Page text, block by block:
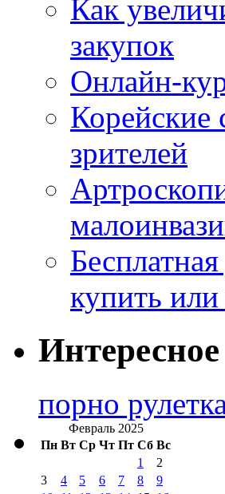
Как
закупок
Онлайн-
Корейские
зрителей
купить или
Интересное
порно
Февраль 2025
Пн Вт Ср Чт Пт Сб Вс
1
2
3
4 5 6 7 8
9